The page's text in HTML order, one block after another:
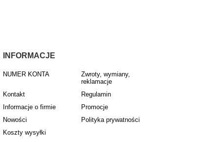
INFORMACJE
NUMER KONTA
Zwroty, wymiany,
reklamacje
Kontakt
Regulamin
Informacje o firmie
Promocje
Nowości
Polityka prywatności
Koszty wysyłki